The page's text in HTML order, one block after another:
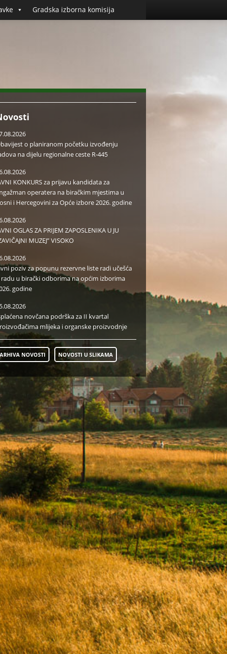
Gradska izborna komisija
o planiranom početku izvođenju
na dijelu regionalne ceste R-445
KONKURS za prijavu kandidata za
operatera na biračkim mjestima u
i Hercegovini za Opće izbore 2026. godine
OGLAS ZA PRIJEM ZAPOSLENIKA U JU
MUZEJ” VISOKO
poziv za popunu rezervne liste radi učešća
radu u birački odborima na općim izborima
godine
novčana podrška za II kvartal
mlijeka i organske proizvodnje
ARHIVA NOVOSTI NOVOSTI U SLIKAMA